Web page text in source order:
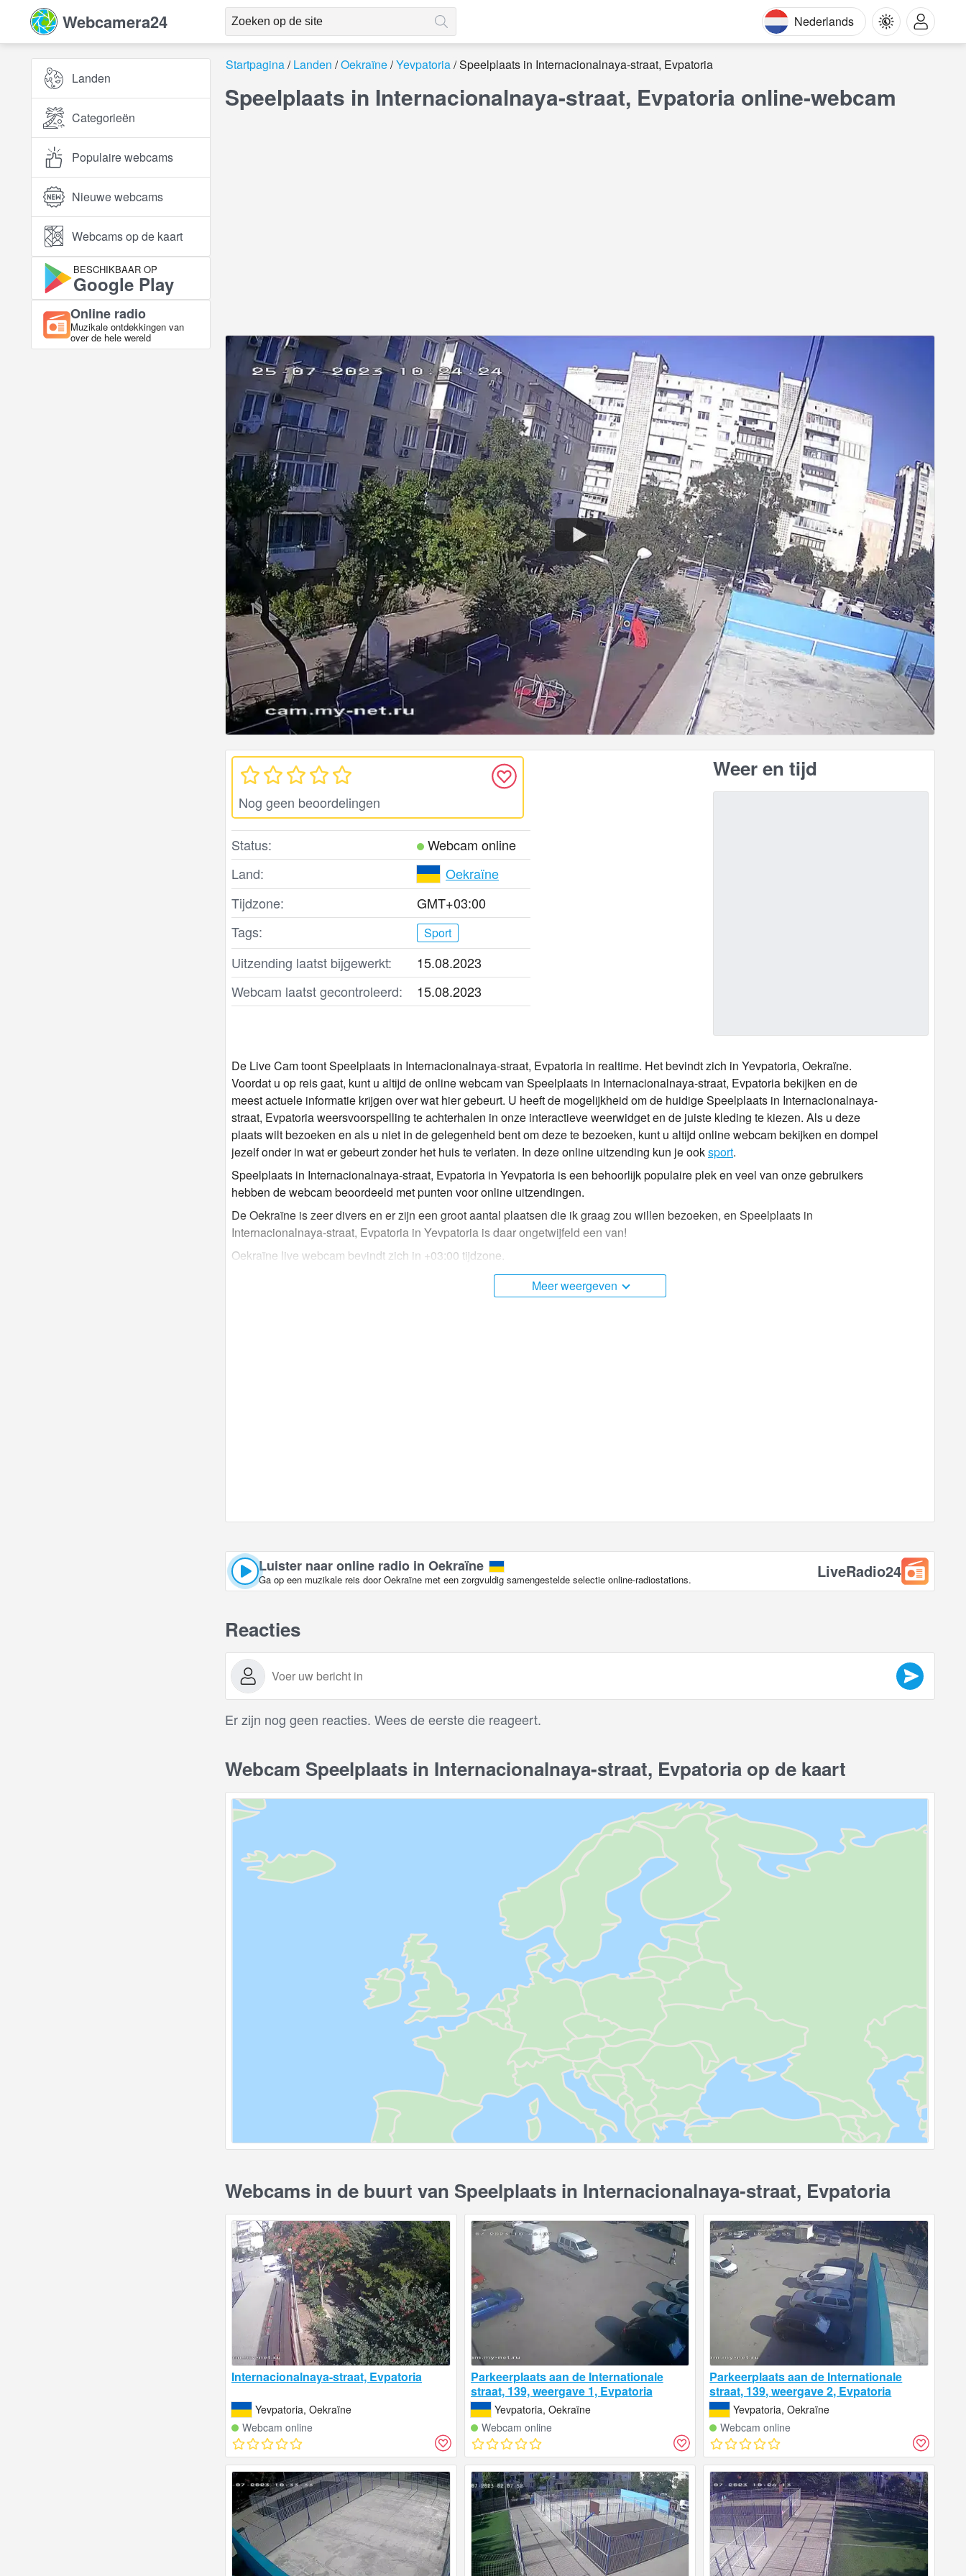
Webcamera24 Nederlands
Landen
Categorieën
Populaire webcams
Nieuwe webcams
Webcams op de kaart
BESCHIKBAAR OP
Google Play
Online radio
Muzikale ontdekkingen van
over de hele wereld
Startpagina Landen Oekraïne Yevpatoria Speelplaats in Internacionalnaya-straat, Evpatoria
Speelplaats in Internacionalnaya-straat, Evpatoria online-webcam
Nog geen beoordelingen
Status:
Webcam online
Land:
Oekraïne
Tijdzone:
GMT+03:00
Tags:
Sport
Uitzending laatst bijgewerkt:
15.08.2023
Webcam laatst gecontroleerd:
15.08.2023
Weer en tijd
De Live Cam toont Speelplaats in Internacionalnaya-straat, Evpatoria in realtime. Het bevindt zich in Yevpatoria, Oekraïne.
Voordat u op reis gaat, kunt u altijd de online webcam van Speelplaats in Internacionalnaya-straat, Evpatoria bekijken en de
meest actuele informatie krijgen over wat hier gebeurt. U heeft de mogelijkheid om de huidige Speelplaats in Internacionalnaya-
straat, Evpatoria weersvoorspelling te achterhalen in onze interactieve weerwidget en de juiste kleding te kiezen. Als u deze
plaats wilt bezoeken en als u niet in de gelegenheid bent om deze te bezoeken, kunt u altijd online webcam bekijken en dompel
jezelf onder in wat er gebeurt zonder het huis te verlaten. In deze online uitzending kun je ooksport.
Speelplaats in Internacionalnaya-straat, Evpatoria in Yevpatoria is een behoorlijk populaire plek en veel van onze gebruikers
hebben de webcam beoordeeld met punten voor online uitzendingen.
De Oekraïne is zeer divers en er zijn een groot aantal plaatsen die ik graag zou willen bezoeken, en Speelplaats in
Internacionalnaya-straat, Evpatoria in Yevpatoria is daar ongetwijfeld een van!
Oekraïne live webcam bevindt zich in +03:00 tijdzone.
Meer weergeven
Luister naar online radio in Oekraïne
Ga op een muzikale reis door Oekraïne met een zorgvuldig samengestelde selectie online-radiostations. LiveRadio24
Reacties
Er zijn nog geen reacties. Wees de eerste die reageert.
Webcam Speelplaats in Internacionalnaya-straat, Evpatoria op de kaart
Webcams in de buurt van Speelplaats in Internacionalnaya-straat, Evpatoria
Internacionalnaya-straat, Evpatoria
Yevpatoria, Oekraïne
Webcam online
Parkeerplaats aan de Internationale
straat, 139, weergave 1, Evpatoria
Yevpatoria, Oekraïne
Webcam online
Parkeerplaats aan de Internationale
straat, 139, weergave 2, Evpatoria
Yevpatoria, Oekraïne
Webcam online